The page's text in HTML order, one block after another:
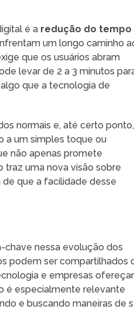
é a redução do tempo
um longo caminho
que os usuários abram
levar de 2 a 3 minutos
que a tecnologia de
normais e, até certo ponto,
a um simples toque ou
não apenas promete
traz uma nova visão sobre
que a facilidade desse
chave nessa evolução dos
podem ser compartilhados
e empresas
é especialmente relevante
e buscando maneiras de